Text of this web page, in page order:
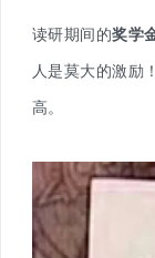
读研期间的奖学
人是莫大的激励
高。